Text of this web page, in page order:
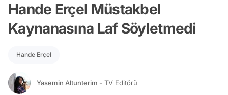
Hande Erçel Müstakbel
Kaynanasına Laf Söyletmedi
Hande Erçel
Yasemin Altunterim - TV Editörü